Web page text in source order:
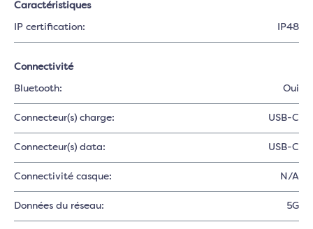
Caractéristiques
IP certification: IP48
Connectivité
Bluetooth: Oui
Connecteur(s) charge: USB-C
Connecteur(s) data: USB-C
Connectivité casque: N/A
Données du réseau: 5G